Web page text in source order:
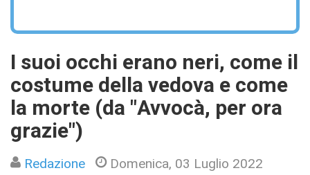
I suoi occhi erano neri, come il
costume della vedova e come
la morte (da "Avvocà, per ora
grazie")
Redazione Domenica, 03 Luglio 2022